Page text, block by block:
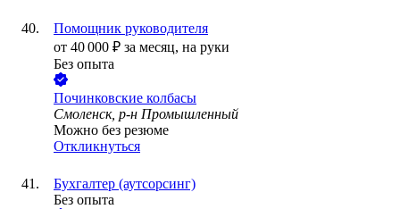
Помощник руководителя
от 40 000 ₽ за месяц, на руки
Без опыта
Починковские колбасы
Смоленск, р-н Промышленный
Можно без резюме
Откликнуться
Бухгалтер (аутсорсинг)
Без опыта